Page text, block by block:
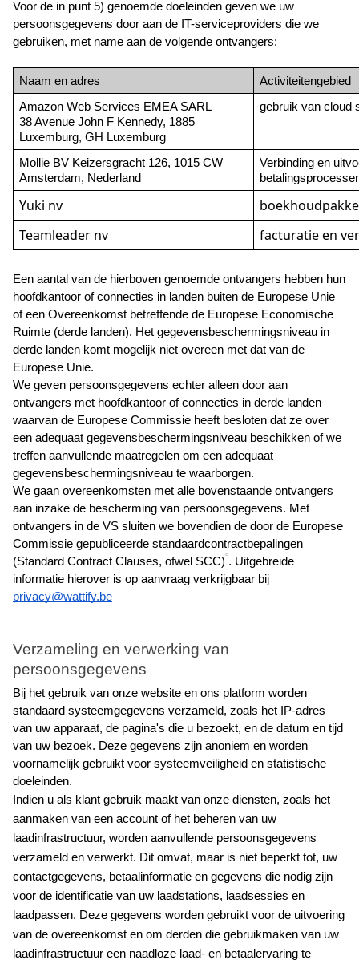
Voor de in punt 5) genoemde doeleinden geven we uw
persoonsgegevens door aan de IT-serviceproviders die we
gebruiken, met name aan de volgende ontvangers:
Naam en adres
Activiteitengebied
Amazon Web Services EMEA SARL
38 Avenue John F Kennedy, 1885
Luxemburg, GH Luxemburg
gebruik van cloud
Mollie BV Keizersgracht 126, 1015 CW
Amsterdam, Nederland
Verbinding en
Yuki nv
Teamleader nv
facturatie en
Een aantal van de hierboven genoemde ontvangers hebben hun
hoofdkantoor of connecties in landen buiten de Europese Unie
of een Overeenkomst betreffende de Europese Economische
Ruimte (derde landen). Het gegevensbeschermingsniveau in
derde landen komt mogelijk niet overeen met dat van de
Europese Unie.
We geven persoonsgegevens echter alleen door aan
ontvangers met hoofdkantoor of connecties in derde landen
waarvan de Europese Commissie heeft besloten dat ze over
een adequaat gegevensbeschermingsniveau beschikken of we
treffen aanvullende maatregelen om een adequaat
gegevensbeschermingsniveau te waarborgen.
We gaan overeenkomsten met alle bovenstaande ontvangers
aan inzake de bescherming van persoonsgegevens. Met
ontvangers in de VS sluiten we bovendien de door de Europese
Commissie gepubliceerde standaardcontractbepalingen
(Standard Contract Clauses, ofwel SCC)5. Uitgebreide
informatie hierover is op aanvraag verkrijgbaar bij
privacy@wattify.be
Verzameling en verwerking van
persoonsgegevens
Bij het gebruik van onze website en ons platform worden
standaard systeemgegevens verzameld, zoals het IP-adres
van uw apparaat, de pagina's die u bezoekt, en de datum en tijd
van uw bezoek. Deze gegevens zijn anoniem en worden
voornamelijk gebruikt voor systeemveiligheid en statistische
doeleinden.
Indien u als klant gebruik maakt van onze diensten, zoals het
aanmaken van een account of het beheren van uw
laadinfrastructuur, worden aanvullende persoonsgegevens
verzameld en verwerkt. Dit omvat, maar is niet beperkt tot, uw
contactgegevens, betaalinformatie en gegevens die nodig zijn
voor de identificatie van uw laadstations, laadsessies en
laadpassen. Deze gegevens worden gebruikt voor de uitvoering
van de overeenkomst en om derden die gebruikmaken van uw
laadinfrastructuur een naadloze laad- en betaalervaring te